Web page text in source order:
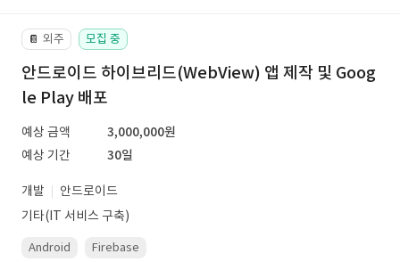
📔 외주 모집 중
안드로이드 하이브리드(WebView) 앱 제작 및 Goog
le Play 배포
예상 금액
3,000,000원
예상 기간
30일
개발
안드로이드
기타(IT 서비스 구축)
Android Firebase